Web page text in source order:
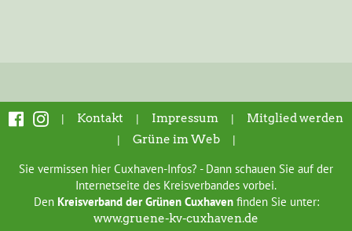
| Kontakt | Impressum| Mitglied werden
| Grüne im Web|
Sie vermissen hier Cuxhaven-Infos? - Dann schauen Sie auf der
Internetseite des Kreisverbandes vorbei.
Den Kreisverband der Grünen Cuxhavenfinden Sie unter:
www.gruene-kv-cuxhaven.de